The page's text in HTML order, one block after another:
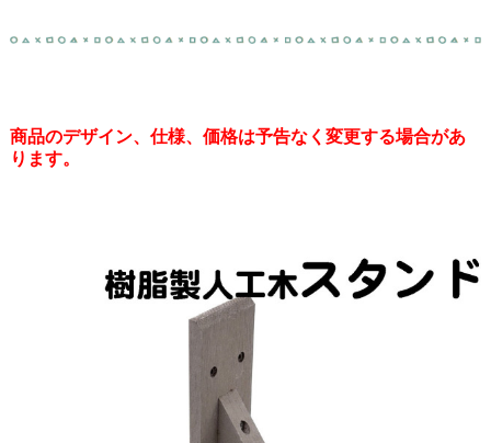
商品のデザイン、仕様、価格は予告なく変更する場合があ
ります。